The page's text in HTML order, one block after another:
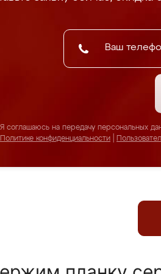
Я соглашаюсь на передачу персональных
Политике конфиденциальности